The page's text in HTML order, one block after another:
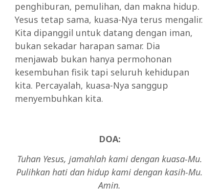
penghiburan, pemulihan, dan makna hidup.
Yesus tetap sama, kuasa-Nya terus mengalir.
Kita dipanggil untuk datang dengan iman,
bukan sekadar harapan samar. Dia
menjawab bukan hanya permohonan
kesembuhan fisik tapi seluruh kehidupan
kita. Percayalah, kuasa-Nya sanggup
menyembuhkan kita.
DOA:
Tuhan Yesus, jamahlah kami dengan kuasa-Mu.
Pulihkan hati dan hidup kami dengan kasih-Mu.
Amin.